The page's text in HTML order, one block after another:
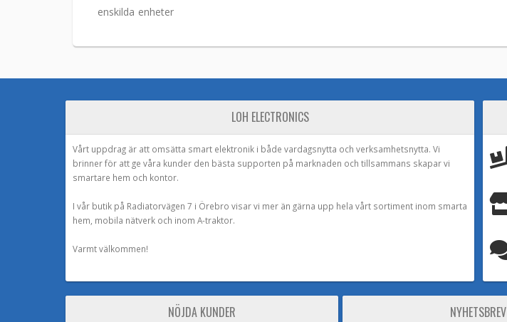
enskilda enheter
LOH ELECTRONICS
Vårt uppdrag är att omsätta smart elektronik i både vardagsnytta och verksamhetsnytta. Vi
brinner för att ge våra kunder den bästa supporten på marknaden och tillsammans skapar vi
smartare hem och kontor.
I vår butik på Radiatorvägen 7 i Örebro visar vi mer än gärna upp hela vårt sortiment inom smarta
hem, mobila nätverk och inom A-traktor.
Varmt välkommen!
NÖJDA KUNDER NYHETSBREV